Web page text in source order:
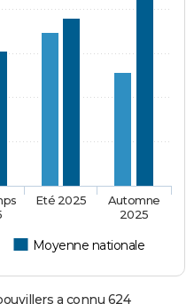
Moyenne nationale
Eté 2025
Automne
2025
a connu 624